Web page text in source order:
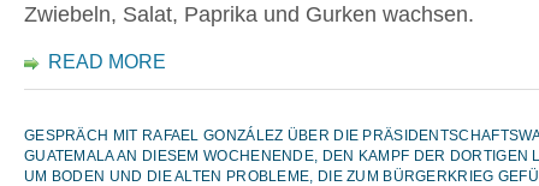
Zwiebeln, Salat, Paprika und Gurken wachsen.
READ MORE
GESPRÄCH MIT RAFAEL GONZÁLEZ ÜBER DIE
GUATEMALA AN DIESEM WOCHENENDE, DEN KAMPF DER DORTIGEN
UM BODEN UND DIE ALTEN PROBLEME, DIE ZUM BÜRGERKRIEG